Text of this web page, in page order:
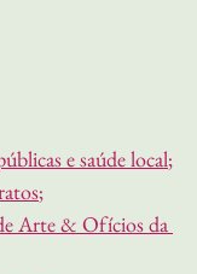
e saúde local;
;
Arte & Ofícios da